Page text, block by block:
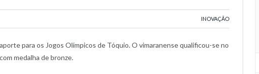
INOVAÇÃO
para os Jogos Olímpicos de Tóquio. O vimaranense qualificou-se no
medalha de bronze.